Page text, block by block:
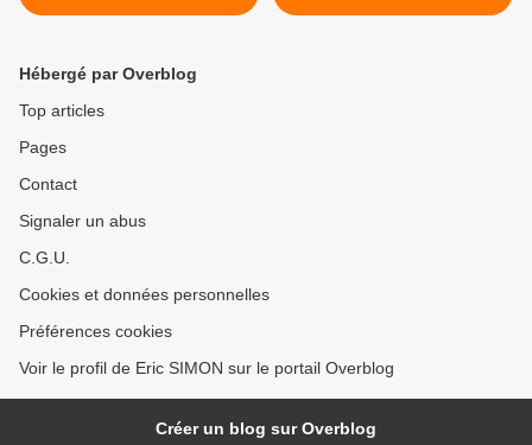
KHIMOUNE «TORTUES DE
SCHARF «Vaxi Nation» >
Hébergé par Overblog
Top articles
Pages
Contact
Signaler un abus
C.G.U.
Cookies et données personnelles
Préférences cookies
Voir le profil de Eric SIMON sur le portail Overblog
Créer un blog sur Overblog